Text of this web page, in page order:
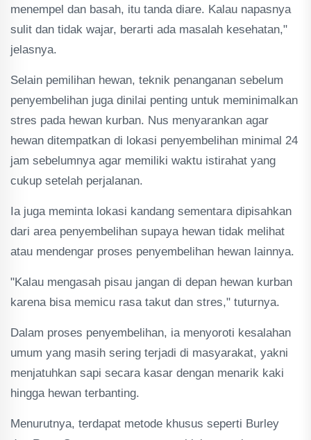
menempel dan basah, itu tanda diare. Kalau napasnya
sulit dan tidak wajar, berarti ada masalah kesehatan,"
jelasnya.
Selain pemilihan hewan, teknik penanganan sebelum
penyembelihan juga dinilai penting untuk meminimalkan
stres pada hewan kurban. Nus menyarankan agar
hewan ditempatkan di lokasi penyembelihan minimal 24
jam sebelumnya agar memiliki waktu istirahat yang
cukup setelah perjalanan.
Ia juga meminta lokasi kandang sementara dipisahkan
dari area penyembelihan supaya hewan tidak melihat
atau mendengar proses penyembelihan hewan lainnya.
"Kalau mengasah pisau jangan di depan hewan kurban
karena bisa memicu rasa takut dan stres," tuturnya.
Dalam proses penyembelihan, ia menyoroti kesalahan
umum yang masih sering terjadi di masyarakat, yakni
menjatuhkan sapi secara kasar dengan menarik kaki
hingga hewan terbanting.
Menurutnya, terdapat metode khusus seperti Burley